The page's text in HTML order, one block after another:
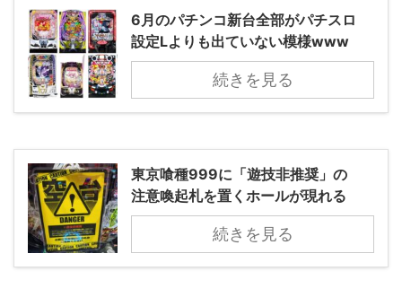
6月のパチンコ新台全部がパチスロ
設定Lよりも出ていない模様www
続きを見る
東京喰種999に「遊技非推奨」の
注意喚起札を置くホールが現れる
続きを見る